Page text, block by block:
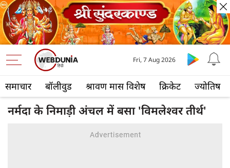
समाचार बॉलीवुड श्रावण मास विशेष क्रिकेट ज्योतिष
Fri, 7 Aug 2026
नर्मदा के निमाड़ी अंचल में बसा 'विमलेश्वर तीर्थ'